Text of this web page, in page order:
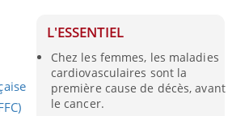
L'ESSENTIEL
Chez les femmes, les maladies
cardiovasculaires sont la
première cause de décès, avant
le cancer.